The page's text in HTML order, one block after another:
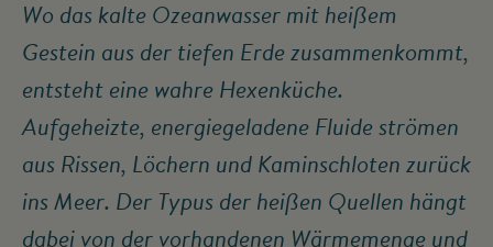
Wo das kalte Ozeanwasser mit heißem
Gestein aus der tiefen Erde zusammenkommt,
entsteht eine wahre Hexenküche.
Aufgeheizte, energiegeladene Fluide strömen
aus Rissen, Löchern und Kaminschloten zurück
ins Meer. Der Typus der heißen Quellen hängt
dabei von der vorhandenen Wärmemenge und